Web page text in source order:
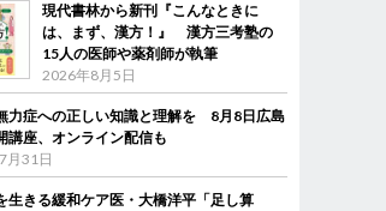
現代書林から新刊『こんなときに
は、まず、漢方！』 漢方三考塾の
15人の医師や薬剤師が執筆
2026年8月5日
力症への正しい知識と理解を 8月8日広島
講座、オンライン配信も
月31日
生きる緩和ケア医・大橋洋平「足し算